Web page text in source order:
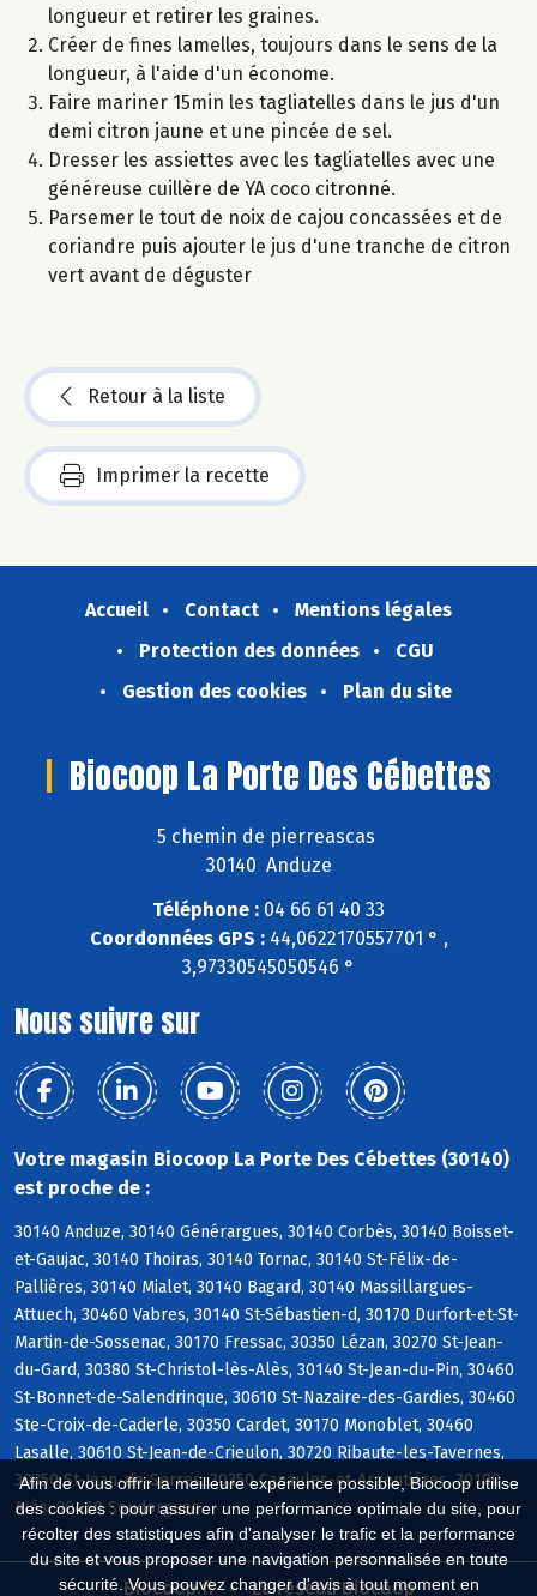
Afin de vous offrir la meilleure expérience possible, Biocoop utilise
des cookies : pour assurer une performance optimale du site, pour
récolter des statistiques afin d'analyser le trafic et la performance
du site et vous proposer une navigation personnalisée en toute
sécurité. Vous pouvez changer d'avis à tout moment en
longueur et retirer les graines.
Créer de fines lamelles, toujours dans le sens de la
longueur, à l'aide d'un économe.
Faire mariner 15min les tagliatelles dans le jus d'un
demi citron jaune et une pincée de sel.
Dresser les assiettes avec les tagliatelles avec une
généreuse cuillère de YA coco citronné.
Parsemer le tout de noix de cajou concassées et de
coriandre puis ajouter le jus d'une tranche de citron
vert avant de déguster
Retour à la liste
Imprimer la recette
Accueil Contact
Mentions légales
Protection des données
CGU
Gestion des cookies
Plan du site
Biocoop La Porte Des Cébettes
5 chemin de pierreascas
30140 Anduze
Téléphone : 04 66 61 40 33
Coordonnées GPS :44,0622170557701 ° ,
3,97330545050546 °
Nous suivre sur
Votre magasin Biocoop La Porte Des Cébettes (30140)
est proche de :
30140 Anduze, 30140 Générargues, 30140 Corbès, 30140 Boisset-
et-Gaujac, 30140 Thoiras, 30140 Tornac, 30140 St-Félix-de-
Pallières, 30140 Mialet, 30140 Bagard, 30140 Massillargues-
Attuech, 30460 Vabres, 30140 St-Sébastien-d, 30170 Durfort-et-St-
Martin-de-Sossenac, 30170 Fressac, 30350 Lézan, 30270 St-Jean-
du-Gard, 30380 St-Christol-lès-Alès, 30140 St-Jean-du-Pin, 30460
St-Bonnet-de-Salendrinque, 30610 St-Nazaire-des-Gardies, 30460
Ste-Croix-de-Caderle, 30350 Cardet, 30170 Monoblet, 30460
Lasalle, 30610 St-Jean-de-Crieulon, 30720 Ribaute-les-Tavernes,
30350 St-Jean-de-Serres, 30350 Canaules-et-Argentières, 30100
Alès, 30460 Soudorgues
Biocoop.fr Le réseau Biocoop